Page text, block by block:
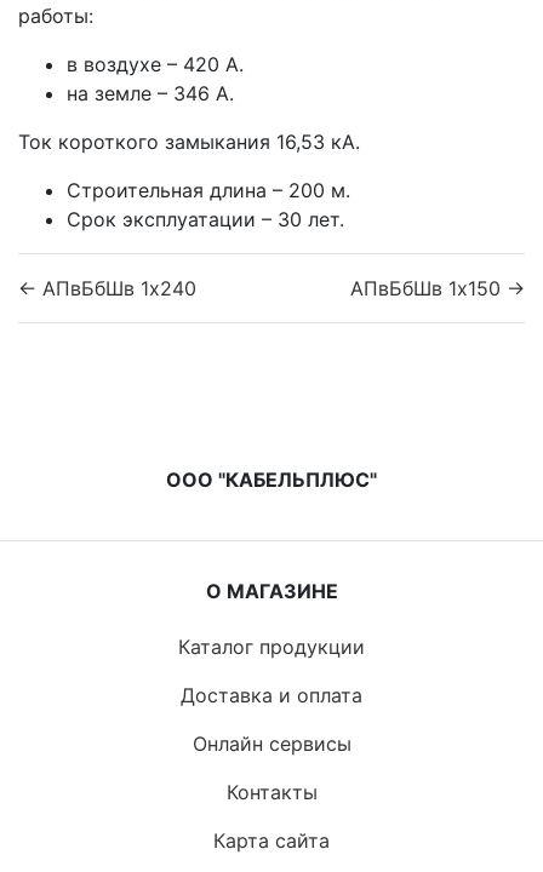
работы:
в воздухе – 420 А.
на земле – 346 А.
Ток короткого замыкания 16,53 кА.
Строительная длина – 200 м.
Срок эксплуатации – 30 лет.
← АПвБбШв 1x240 АПвБбШв 1x150 →
ООО "КАБЕЛЬПЛЮС"
О МАГАЗИНЕ
Каталог продукции
Доставка и оплата
Онлайн сервисы
Контакты
Карта сайта